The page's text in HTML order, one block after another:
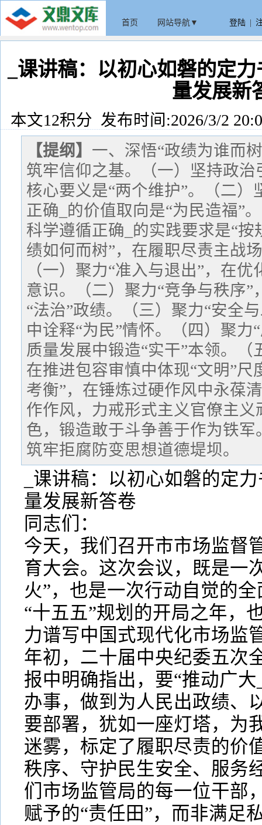
首页 网站导航▼ 登陆
_课讲稿：以初心如磐的定
量发展新
本文12积分 发布时间:2026/3/2
【提纲】 一、深悟“政绩为谁而
筑牢信仰之基。（一）坚持政
核心要义是“两个维护”。（二
正确_的价值取向是“为民造福”
科学遵循正确_的实践要求是“按
绩如何而树”，在履职尽责主战
（一）聚力“准入与退出”，在
意识。（二）聚力“竞争与秩序
“法治”政绩。（三）聚力“安全
中诠释“为民”情怀。（四）聚力
质量发展中锻造“实干”本领。（
在推进包容审慎中体现“文明”尺
考衡”，在锤炼过硬作风中永葆
作作风，力戒形式主义官僚主
色，锻造敢于斗争善于作为铁
筑牢拒腐防变思想道德堤坝。
_课讲稿：以初心如磐的定
量发展新答卷
同志们：
今天，我们召开市市场监督
育大会。这次会议，既是一
火”，也是一次行动自觉的全
“十五五”规划的开局之年，
力谱写中国式现代化市场监
年初，二十届中央纪委五次
报中明确指出，要“推动广
办事，做到为人民出政绩、
要部署，犹如一座灯塔，为
迷雾，标定了履职尽责的价
秩序、守护民生安全、服务
们市场监管局的每一位干部
赋予的“责任田”，而非满足